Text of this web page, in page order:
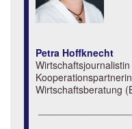
Petra Hoffknecht
Wirtschaftsjournalistin
Wirtschaftsberatung